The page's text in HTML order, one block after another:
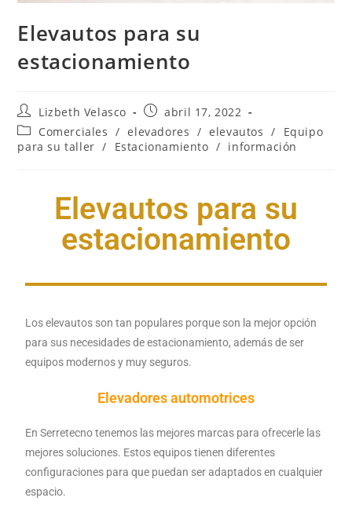
Elevautos para su
estacionamiento
Lizbeth Velasco
abril 17, 2022
Comerciales / elevadores / elevautos /
Equipo
para su taller / Estacionamiento / información
Elevautos para su
estacionamiento
Los elevautos son tan populares porque son la mejor opción
para sus necesidades de estacionamiento, además de ser
equipos modernos y muy seguros.
Elevadores automotrices
En Serretecno tenemos las mejores marcas para ofrecerle las
mejores soluciones. Estos equipos tienen diferentes
configuraciones para que puedan ser adaptados en cualquier
espacio.